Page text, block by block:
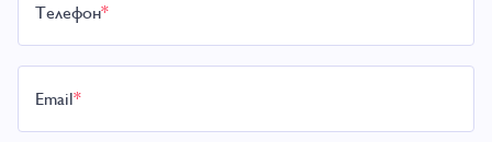
Телефон*
Email*